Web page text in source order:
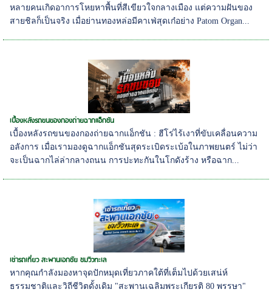
หลายคนเกิดอาการโหยหาพื้นที่สีเขียวใจกลางเมือง แต่ความฝันของ
สายชิลก็เป็นจริง เมื่อย่านทองหล่อมีคาเฟ่สุดเก๋อย่าง Patom Organ...
เบื้องหลังรถขนของกองถ่ายฉากแอ็กชัน
เบื้องหลังรถขนของกองถ่ายฉากแอ็กชัน : ฮีโร่ไร้เงาที่ขับเคลื่อนความ
อลังการ เมื่อเรามองดูฉากแอ็กชันสุดระเบิดระเบ้อในภาพยนตร์ ไม่ว่า
จะเป็นฉากไล่ล่ากลางถนน การปะทะกันในโกดังร้าง หรือฉาก...
เช่ารถเที่ยว สะพานเอกชัย ชมวิวทะเล
หากคุณกำลังมองหาจุดปักหมุดเที่ยวภาคใต้ที่เต็มไปด้วยเสน่ห์
ธรรมชาติและวิถีชีวิตดั้งเดิม "สะพานเฉลิมพระเกียรติ 80 พรรษา"